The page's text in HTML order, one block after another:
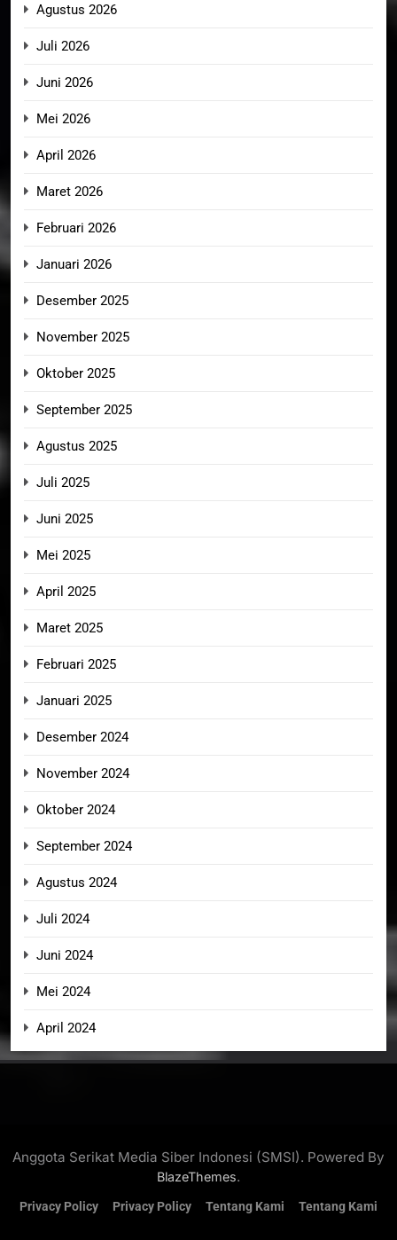
Agustus 2026
Juli 2026
Juni 2026
Mei 2026
April 2026
Maret 2026
Februari 2026
Januari 2026
Desember 2025
November 2025
Oktober 2025
September 2025
Agustus 2025
Juli 2025
Juni 2025
Mei 2025
April 2025
Maret 2025
Februari 2025
Januari 2025
Desember 2024
November 2024
Oktober 2024
September 2024
Agustus 2024
Juli 2024
Juni 2024
Mei 2024
April 2024
Anggota Serikat Media Siber Indonesi (SMSI). Powered By
BlazeThemes.
Privacy Policy Privacy Policy Tentang Kami Tentang Kami